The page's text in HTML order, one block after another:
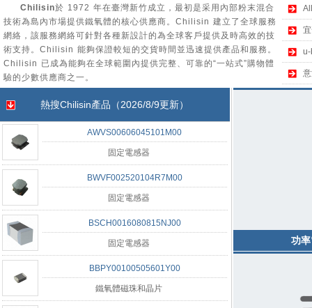
Chilisin於 1972 年在臺灣新竹成立，最初是采用內部粉末混合
技術為島內市場提供鐵氧體的核心供應商。Chilisin 建立了全球服務
網絡，該服務網絡可針對各種新設計的為全球客戶提供及時高效的技
術支持。Chilisin 能夠保證較短的交貨時間並迅速提供產品和服務。
Chilisin 已成為能夠在全球範圍內提供完整、可靠的“一站式”購物體
驗的少數供應商之一。
u-
熱搜Chilisin產品（2026/8/9更新）
AWVS00606045101M00
固定電感器
BWVF002520104R7M00
固定電感器
BSCH0016080815NJ00
固定電感器
BBPY00100505601Y00
鐵氧體磁珠和晶片
功